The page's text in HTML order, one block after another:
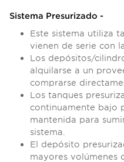
Sistema Presurizado -
Este sistema utiliza
vienen de serie con
Los depósitos/
alquilarse a un
comprarse
Los tanques
continuamente bajo
mantenida para
sistema.
El depósito
mayores volúmenes